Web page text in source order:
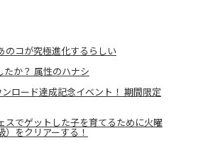
のコが究極進化するらしい
たか？ 属性のハナシ
ロード達成記念イベント！ 期間限定
スでゲットした子を育てるために火曜
）をクリアーする！